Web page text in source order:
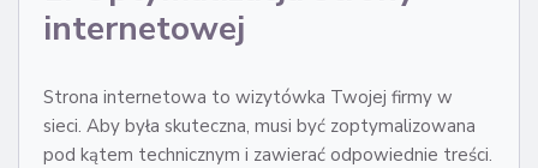
internetowej
Strona internetowa to wizytówka Twojej firmy w
sieci. Aby była skuteczna, musi być zoptymalizowana
pod kątem technicznym i zawierać odpowiednie treści.